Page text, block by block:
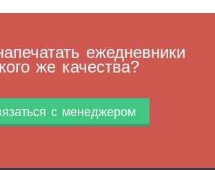
ежедневники
же качества?
с менеджером